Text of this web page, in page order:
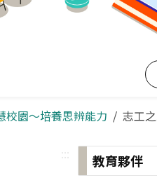
校園～培養思辨能力 志工
::: 教育夥伴